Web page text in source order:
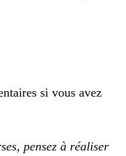
si vous avez
pensez à réaliser